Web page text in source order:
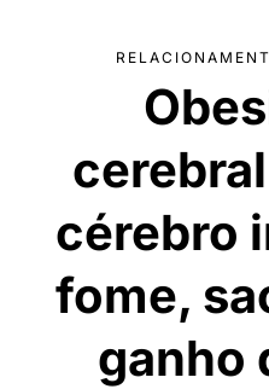
cérebro
fome,
ganho